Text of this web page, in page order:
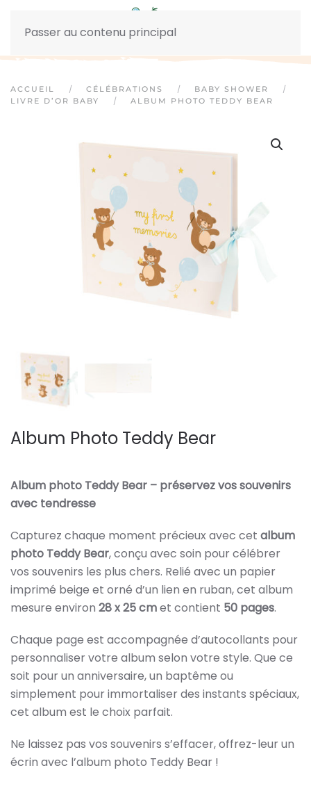
Passer au contenu principal
ACCUEIL CÉLÉBRATIONS
BABY SHOWER
LIVRE D’OR BABY
ALBUM PHOTO TEDDY BEAR
Album Photo Teddy Bear
Album photo Teddy Bear – préservez vos souvenirs
avec tendresse
Capturez chaque moment précieux avec cet album
photo Teddy Bear, conçu avec soin pour célébrer
vos souvenirs les plus chers. Relié avec un papier
imprimé beige et orné d’un lien en ruban, cet album
mesure environ 28 x 25 cmet contient 50 pages.
Chaque page est accompagnée d’autocollants pour
personnaliser votre album selon votre style. Que ce
soit pour un anniversaire, un baptême ou
simplement pour immortaliser des instants spéciaux,
cet album est le choix parfait.
Ne laissez pas vos souvenirs s’effacer, offrez-leur un
écrin avec l’album photo Teddy Bear !